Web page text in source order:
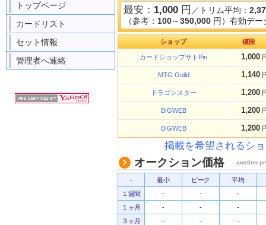
トップページ
カードリスト
セット情報
管理者へ連絡
最安： 1,000 円 ／トリム平均：
（参考： 100～350,000 円）有効デ
ショップ 値段
カードショップサトPin 1,000
MTG Guild 1,140
ドラゴンスター 1,200
BIGWEB 1,200
BIGWEB 1,200
掲載を希望されるシ
オークション価格 auction
- 最小 ピーク
平均
１週間
- -
-
１ヶ月
- -
-
３ヶ月
- - -